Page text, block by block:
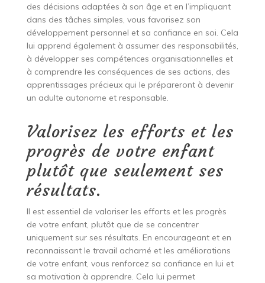
des décisions adaptées à son âge et en l’impliquant
dans des tâches simples, vous favorisez son
développement personnel et sa confiance en soi. Cela
lui apprend également à assumer des responsabilités,
à développer ses compétences organisationnelles et
à comprendre les conséquences de ses actions, des
apprentissages précieux qui le prépareront à devenir
un adulte autonome et responsable.
Valorisez les efforts et les
progrès de votre enfant
plutôt que seulement ses
résultats.
Il est essentiel de valoriser les efforts et les progrès
de votre enfant, plutôt que de se concentrer
uniquement sur ses résultats. En encourageant et en
reconnaissant le travail acharné et les améliorations
de votre enfant, vous renforcez sa confiance en lui et
sa motivation à apprendre. Cela lui permet